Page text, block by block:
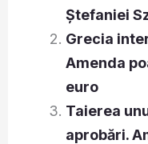
Ștefaniei
Grecia
Amenda
euro
Taierea
aprobări.